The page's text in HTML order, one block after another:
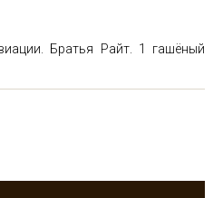
Братья Райт. 1 гашёный